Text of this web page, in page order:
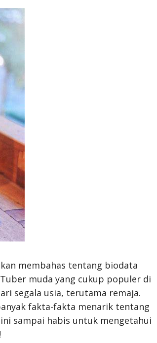
membahas tentang biodata
muda yang cukup populer di
segala usia, terutama remaja.
fakta-fakta menarik tentang
sampai habis untuk mengetahui